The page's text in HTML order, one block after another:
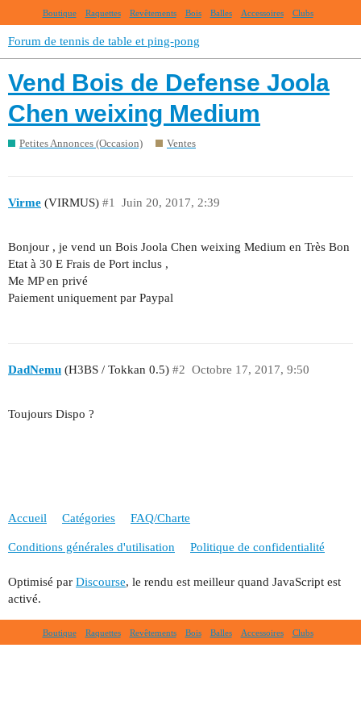
Boutique Raquettes Revêtements Bois Balles Accessoires Clubs
Forum de tennis de table et ping-pong
Vend Bois de Defense Joola
Chen weixing Medium
Petites Annonces (Occasion) Ventes
Virme (VIRMUS) Juin 20, 2017, 2:39
#1
Bonjour , je vend un Bois Joola Chen weixing Medium en Très Bon
Etat à 30 E Frais de Port inclus ,
Me MP en privé
Paiement uniquement par Paypal
DadNemu (H3BS / Tokkan 0.5) Octobre 17, 2017, 9:50
#2
Toujours Dispo ?
Accueil Catégories FAQ/Charte
Conditions générales d'utilisation Politique de confidentialité
Optimisé par Discourse, le rendu est meilleur quand JavaScript est
activé.
Boutique Raquettes Revêtements Bois Balles Accessoires Clubs